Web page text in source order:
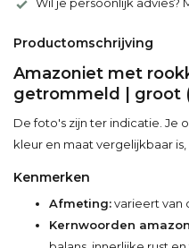
Productomschrijving
Amazoniet met
getrommeld | groot
De foto's zijn ter indicatie. Je
kleur en maat vergelijkbaar
Kenmerken
Afmeting:varieert van
Kernwoorden